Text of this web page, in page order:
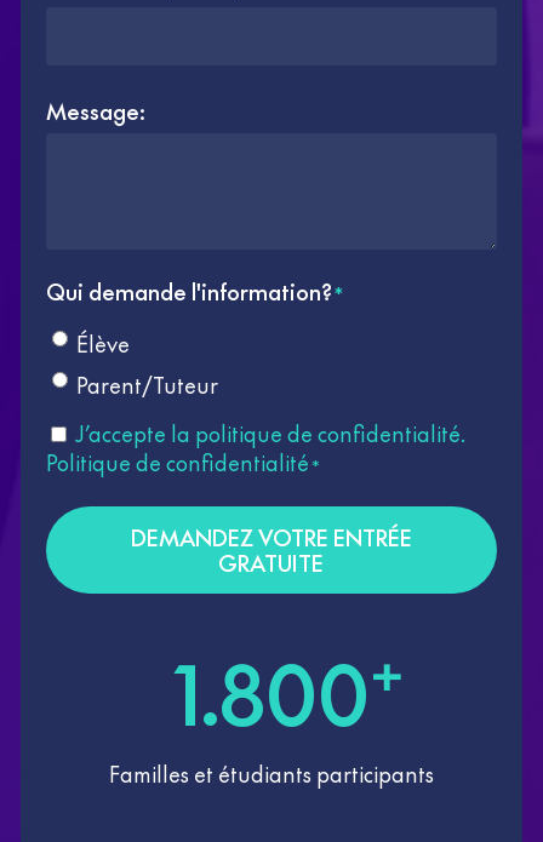
Message:
Qui demande l'information?*
Élève
Parent/Tuteur
Consentement *
J’accepte la politique de confidentialité.
Politique de confidentialité*
DEMANDEZ VOTRE ENTRÉE
GRATUITE
1.800+
Familles et étudiants participants